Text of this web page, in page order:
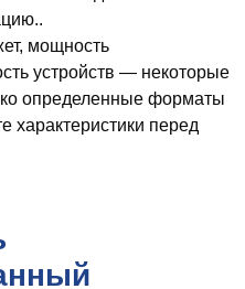
мощность
устройств — некоторые
определенные форматы
характеристики перед